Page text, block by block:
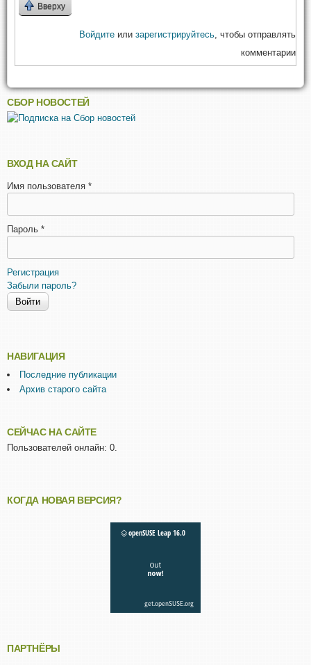
Вверху
Войдите или зарегистрируйтесь , чтобы отправлять
комментарии
СБОР НОВОСТЕЙ
ВХОД НА САЙТ
Имя пользователя *
Пароль *
Регистрация
Забыли пароль?
НАВИГАЦИЯ
Последние публикации
Архив старого сайта
СЕЙЧАС НА САЙТЕ
Пользователей онлайн: 0.
КОГДА НОВАЯ ВЕРСИЯ?
ПАРТНЁРЫ